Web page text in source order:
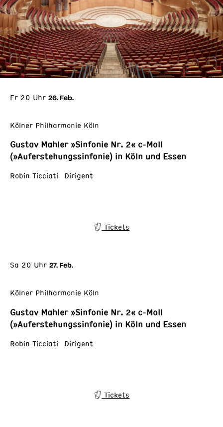
Fr 20 Uhr 26. Feb.
Kölner Philharmonie Köln
Gustav Mahler »Sinfonie Nr. 2« c-Moll
(»Auferstehungssinfonie) in Köln und Essen
Robin Ticciati Dirigent
Tickets
Sa 20 Uhr 27. Feb.
Kölner Philharmonie Köln
Gustav Mahler »Sinfonie Nr. 2« c-Moll
(»Auferstehungssinfonie) in Köln und Essen
Robin Ticciati Dirigent
Tickets